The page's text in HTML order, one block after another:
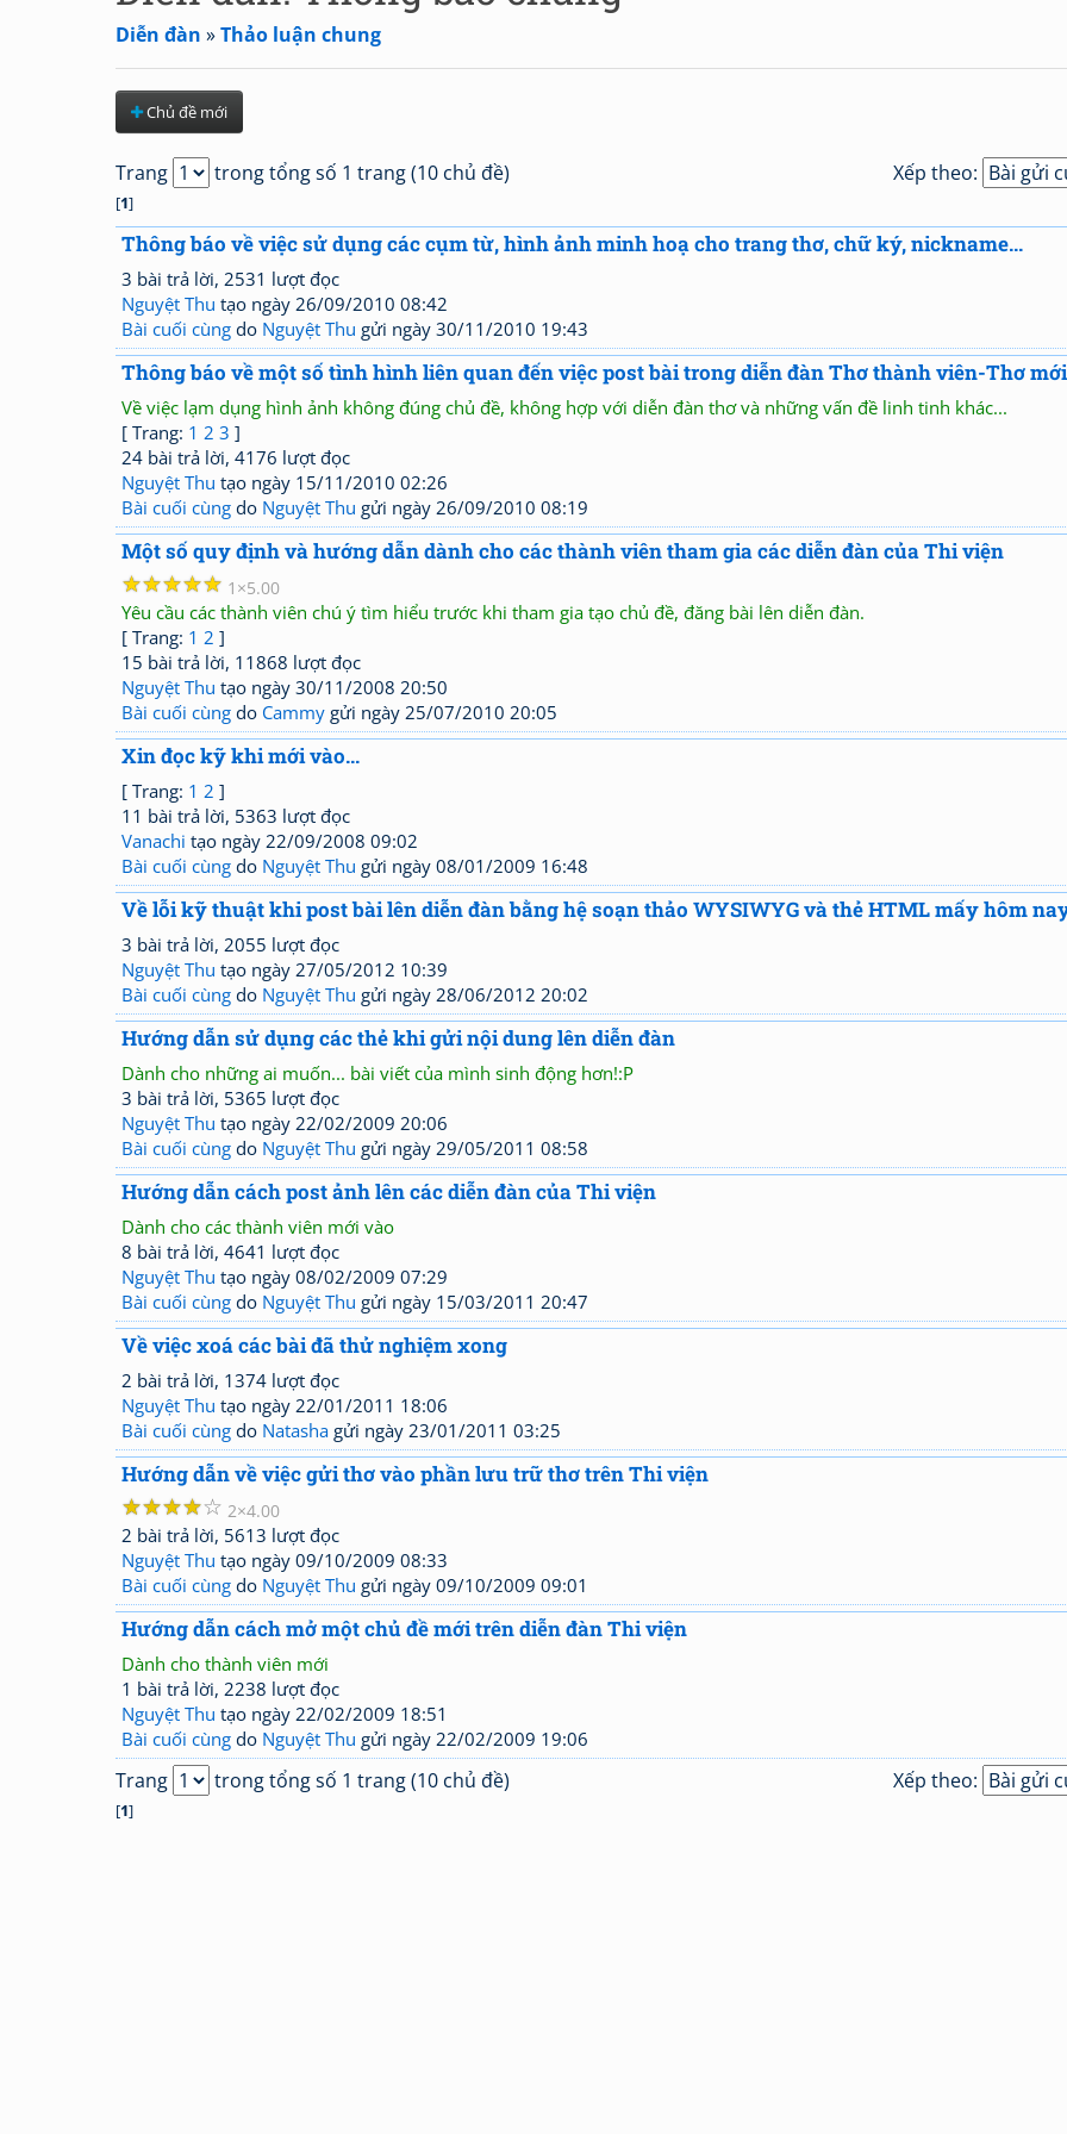
Diễn đàn »Thảo luận chung
Chủ đề mới
Trang trong tổng số 1 trang (10 chủ đề)
[1]
Xếp theo:
Thông báo về việc sử dụng các cụm từ, hình ảnh minh hoạ cho trang thơ, chữ ký, nickname...
3 bài trả lời, 2531 lượt đọc
Nguyệt Thu tạo ngày 26/09/2010 08:42
Bài cuối cùng do Nguyệt Thu gửi ngày 30/11/2010 19:43
Thông báo về một số tình hình liên quan đến việc post bài trong diễn đàn Thơ thành viên-Thơ mới
Về việc lạm dụng hình ảnh không đúng chủ đề, không hợp với diễn đàn thơ và những vấn đề linh tinh khác...
[ Trang: 1 2 3 ]
24 bài trả lời, 4176 lượt đọc
Nguyệt Thu tạo ngày 15/11/2010 02:26
Bài cuối cùng do Nguyệt Thu gửi ngày 26/09/2010 08:19
Một số quy định và hướng dẫn dành cho các thành viên tham gia các diễn đàn của Thi viện
☆
☆
☆
☆
☆ 1 5.00
Yêu cầu các thành viên chú ý tìm hiểu trước khi tham gia tạo chủ đề, đăng bài lên diễn đàn.
[ Trang: 1 2 ]
15 bài trả lời, 11868 lượt đọc
Nguyệt Thu tạo ngày 30/11/2008 20:50
Bài cuối cùng do Cammy gửi ngày 25/07/2010 20:05
Xin đọc kỹ khi mới vào...
[ Trang: 1 2 ]
11 bài trả lời, 5363 lượt đọc
Vanachi tạo ngày 22/09/2008 09:02
Bài cuối cùng do Nguyệt Thu gửi ngày 08/01/2009 16:48
Về lỗi kỹ thuật khi post bài lên diễn đàn bằng hệ soạn thảo WYSIWYG và thẻ HTML mấy hôm
3 bài trả lời, 2055 lượt đọc
Nguyệt Thu tạo ngày 27/05/2012 10:39
Bài cuối cùng do Nguyệt Thu gửi ngày 28/06/2012 20:02
Hướng dẫn sử dụng các thẻ khi gửi nội dung lên diễn đàn
Dành cho những ai muốn... bài viết của mình sinh động hơn!:P
3 bài trả lời, 5365 lượt đọc
Nguyệt Thu tạo ngày 22/02/2009 20:06
Bài cuối cùng do Nguyệt Thu gửi ngày 29/05/2011 08:58
Hướng dẫn cách post ảnh lên các diễn đàn của Thi viện
Dành cho các thành viên mới vào
8 bài trả lời, 4641 lượt đọc
Nguyệt Thu tạo ngày 08/02/2009 07:29
Bài cuối cùng do Nguyệt Thu gửi ngày 15/03/2011 20:47
Về việc xoá các bài đã thử nghiệm xong
2 bài trả lời, 1374 lượt đọc
Nguyệt Thu tạo ngày 22/01/2011 18:06
Bài cuối cùng do Natasha gửi ngày 23/01/2011 03:25
Hướng dẫn về việc gửi thơ vào phần lưu trữ thơ trên Thi viện
☆
☆
☆
☆
☆ 2 4.00
2 bài trả lời, 5613 lượt đọc
Nguyệt Thu tạo ngày 09/10/2009 08:33
Bài cuối cùng do Nguyệt Thu gửi ngày 09/10/2009 09:01
Hướng dẫn cách mở một chủ đề mới trên diễn đàn Thi viện
Dành cho thành viên mới
1 bài trả lời, 2238 lượt đọc
Nguyệt Thu tạo ngày 22/02/2009 18:51
Bài cuối cùng do Nguyệt Thu gửi ngày 22/02/2009 19:06
Trang trong tổng số 1 trang (10 chủ đề)
[1]
Xếp theo: